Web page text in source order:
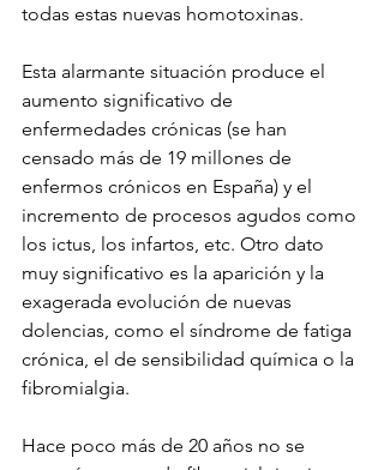
todas estas nuevas homotoxinas.
Esta alarmante situación produce el
aumento significativo de
enfermedades crónicas (se han
censado más de 19 millones de
enfermos crónicos en España) y el
incremento de procesos agudos como
los ictus, los infartos, etc. Otro dato
muy significativo es la aparición y la
exagerada evolución de nuevas
dolencias, como el síndrome de fatiga
crónica, el de sensibilidad química o la
fibromialgia.
Hace poco más de 20 años no se